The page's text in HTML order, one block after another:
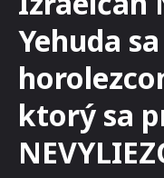
Yehuda
ktorý sa